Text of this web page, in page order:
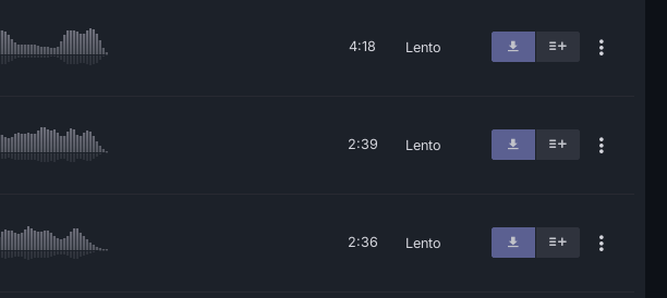
4:18 Lento
2:39 Lento
2:36 Lento